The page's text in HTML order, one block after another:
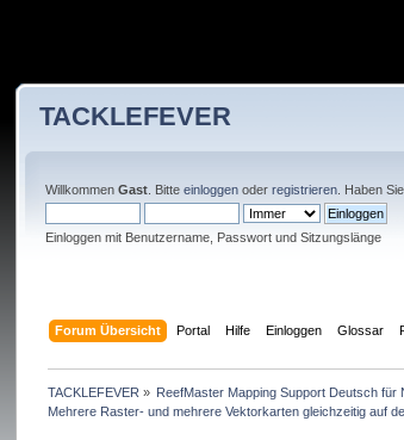
TACKLEFEVER
WillkommenGast . Bitteeinloggen oderregistrieren . Haben
Einloggen mit Benutzername, Passwort und Sitzungslänge
Forum Übersicht Portal Hilfe Einloggen Glossar
TACKLEFEVER » ReefMaster Mapping Support Deutsch für
Mehrere Raster- und mehrere Vektorkarten gleichzeitig auf